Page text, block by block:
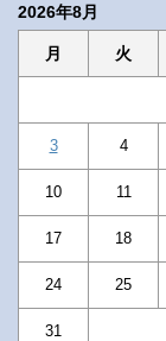
2026年8月
月 火
3 4
10 11
17 18
24 25
31